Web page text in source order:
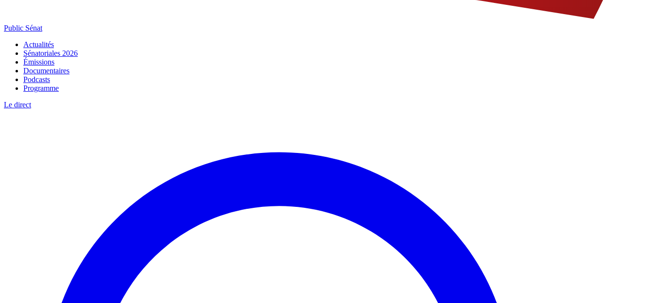
Public Sénat
Actualités
Sénatoriales 2026
Émissions
Documentaires
Podcasts
Programme
Le direct